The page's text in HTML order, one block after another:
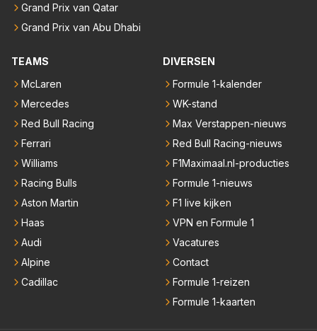
Grand Prix van Qatar
Grand Prix van Abu Dhabi
TEAMS
McLaren
Mercedes
Red Bull Racing
Ferrari
Williams
Racing Bulls
Aston Martin
Haas
Audi
Alpine
Cadillac
DIVERSEN
Formule 1-kalender
WK-stand
Max Verstappen-nieuws
Red Bull Racing-nieuws
F1Maximaal.nl-producties
Formule 1-nieuws
F1 live kijken
VPN en Formule 1
Vacatures
Contact
Formule 1-reizen
Formule 1-kaarten